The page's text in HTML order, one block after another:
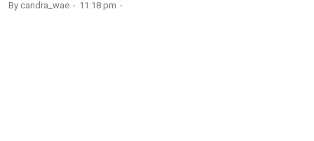
By candra_wae 11:18 pm